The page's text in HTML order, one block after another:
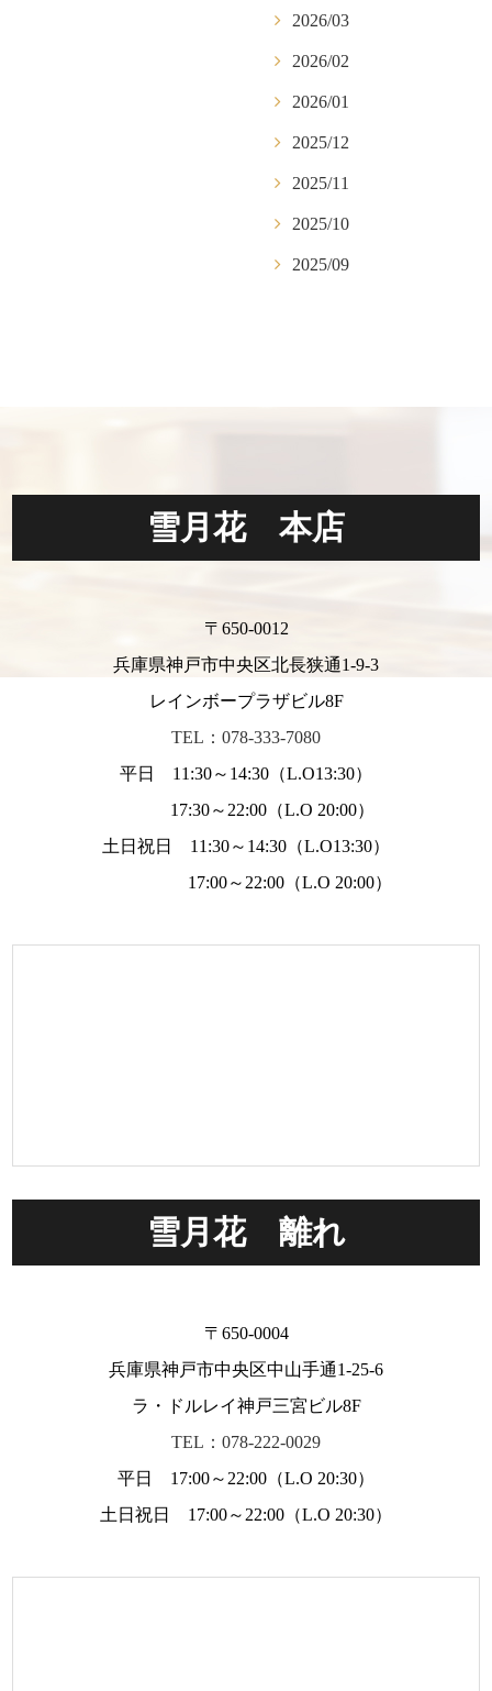
2026/03
2026/02
2026/01
2025/12
2025/11
2025/10
2025/09
雪月花 本店
〒650-0012
兵庫県神戸市中央区北長狭通1-9-3
レインボープラザビル8F
TEL：078-333-7080
平日 11:30～14:30（L.O13:30）
17:30～22:00（L.O 20:00）
土日祝日 11:30～14:30（L.O13:30）
17:00～22:00（L.O 20:00）
雪月花 離れ
〒650-0004
兵庫県神戸市中央区中山手通1-25-6
ラ・ドルレイ神戸三宮ビル8F
TEL：078-222-0029
平日 17:00～22:00（L.O 20:30）
土日祝日 17:00～22:00（L.O 20:30）